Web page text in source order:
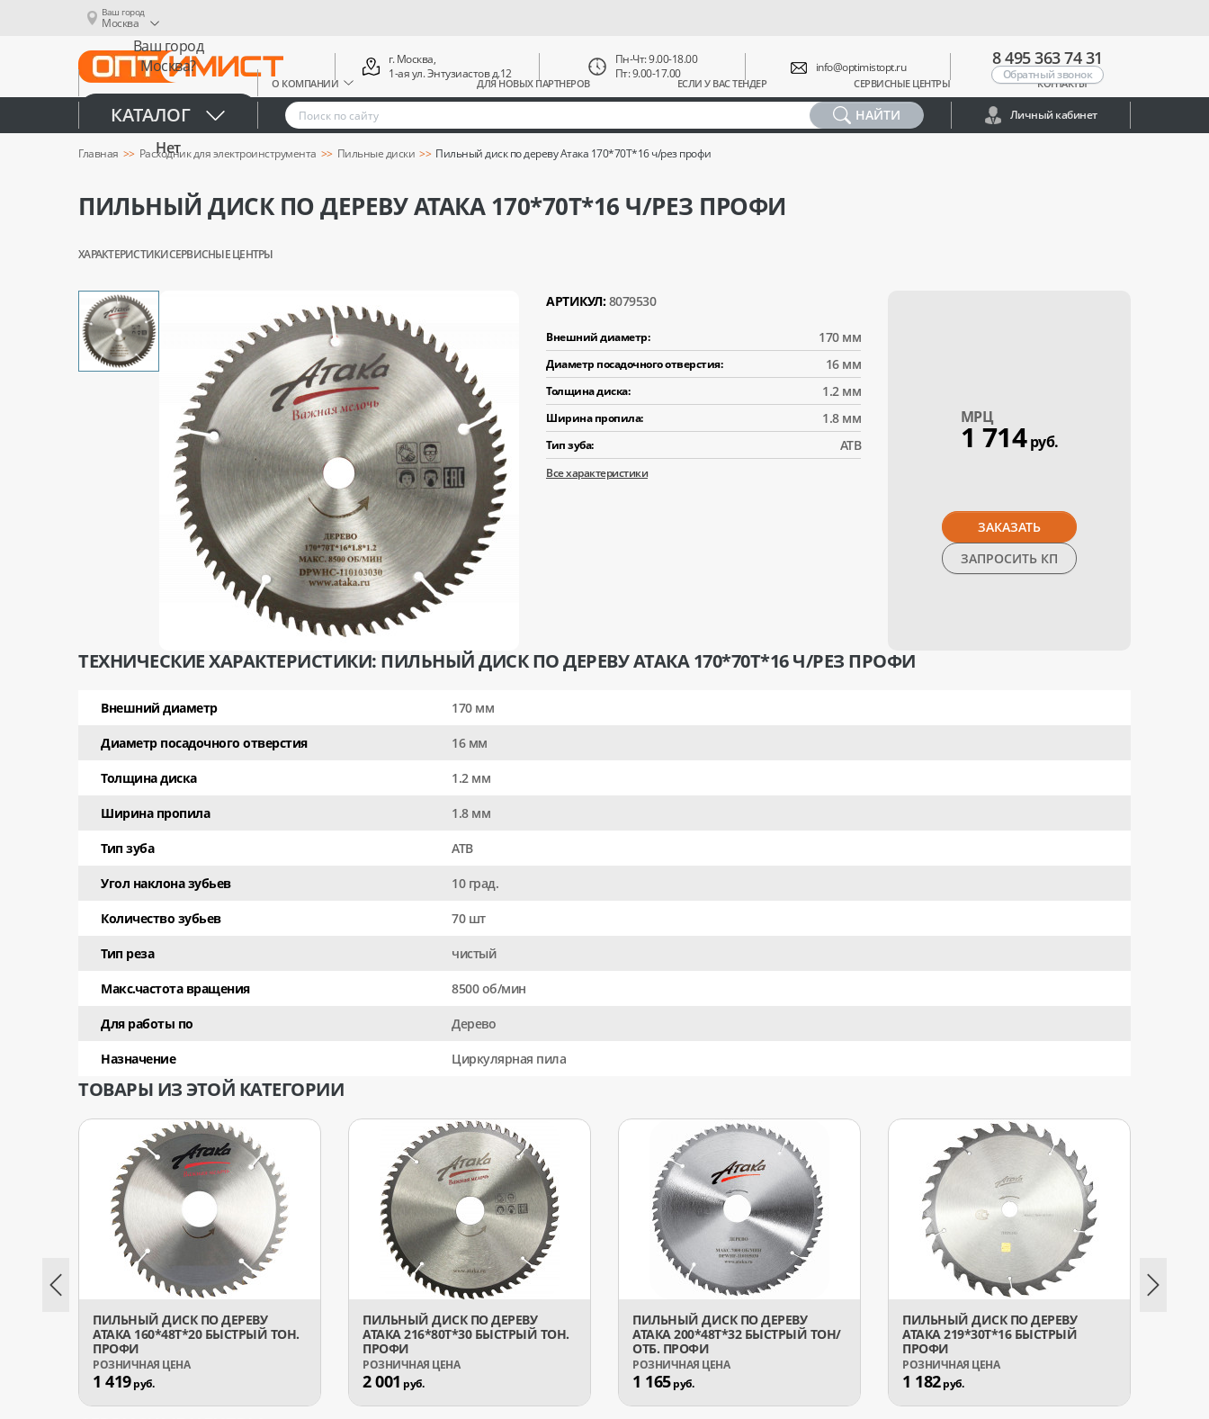
Ваш город
Москва
Ваш город
Москва?
Да
Нет
О КОМПАНИИ ДЛЯ НОВЫХ ПАРТНЕРОВ ЕСЛИ У ВАС ТЕНДЕР СЕРВИСНЫЕ ЦЕНТРЫ КОНТАКТЫ
г. Москва,
1-ая ул. Энтузиастов д.12
Пн-Чт: 9.00-18.00
Пт: 9.00-17.00
info@optimistopt.ru 8 495 363 74 31
Обратный звонок
КАТАЛОГ НАЙТИ Личный кабинет
Главная Расходник для электроинструмента Пильные диски Пильный диск по дереву Атака 170*70T*16 ч/рез профи
ПИЛЬНЫЙ ДИСК ПО ДЕРЕВУ АТАКА 170*70T*16 Ч/РЕЗ ПРОФИ
ХАРАКТЕРИСТИКИСЕРВИСНЫЕ ЦЕНТРЫ
АРТИКУЛ: 8079530
Внешний диаметр: 170 мм
Диаметр посадочного отверстия: 16 мм
Толщина диска: 1.2 мм
Ширина пропила: 1.8 мм
Тип зуба: АТВ
Все характеристики
МPЦ
1 714руб.
ЗАКАЗАТЬ
ЗАПРОСИТЬ КП
ТЕХНИЧЕСКИЕ ХАРАКТЕРИСТИКИ: ПИЛЬНЫЙ ДИСК ПО ДЕРЕВУ АТАКА 170*70T*16 Ч/РЕЗ ПРОФИ
Внешний диаметр 170 мм
Диаметр посадочного отверстия 16 мм
Толщина диска 1.2 мм
Ширина пропила 1.8 мм
Тип зуба АТВ
Угол наклона зубьев 10 град.
Количество зубьев 70 шт
Тип реза чистый
Макс.частота вращения 8500 об/мин
Для работы по Дерево
Назначение Циркулярная пила
ТОВАРЫ ИЗ ЭТОЙ КАТЕГОРИИ
ПИЛЬНЫЙ ДИСК ПО ДЕРЕВУ
АТАКА 160*48T*20 БЫСТРЫЙ ТОН.
ПРОФИ
1 419руб.
ПИЛЬНЫЙ ДИСК ПО ДЕРЕВУ
АТАКА 216*80T*30 БЫСТРЫЙ ТОН.
ПРОФИ
2 001 руб.
ПИЛЬНЫЙ ДИСК ПО ДЕРЕВУ
АТАКА 200*48T*32 БЫСТРЫЙ ТОН/
ОТБ. ПРОФИ
1 165руб.
ПИЛЬНЫЙ ДИСК ПО ДЕРЕВУ
АТАКА 219*30T*16 БЫСТРЫЙ
ПРОФИ
1 182руб.